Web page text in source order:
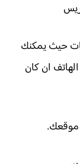
حيث يمكنك
ان كان
موقعك.